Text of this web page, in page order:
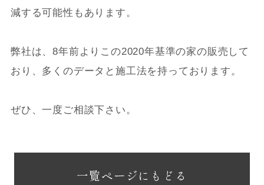
減する可能性もあります。
弊社は、8年前よりこの2020年基準の家の販売して
おり、多くのデータと施工法を持っております。
ぜひ、一度ご相談下さい。
一覧ページにもどる